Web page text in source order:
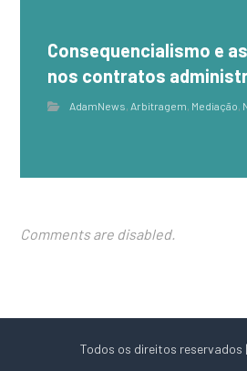
Consequencialismo e
nos contratos
AdamNews, Arbitragem, Mediação,
Comments are disabled.
Todos os direitos reservados